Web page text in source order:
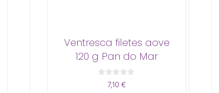
Ventresca filetes aove
120 g Pan do Mar
7,10 €